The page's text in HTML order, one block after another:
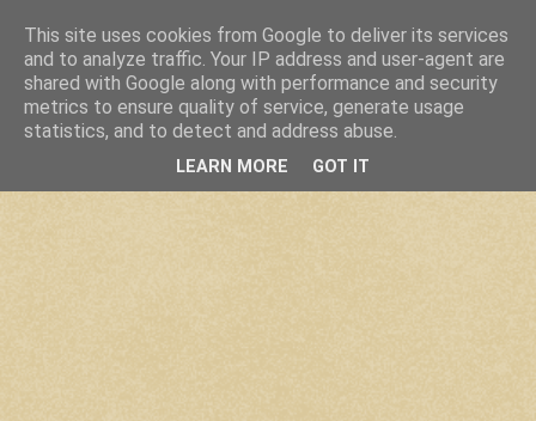
This site uses cookies from Google to deliver its services
and to analyze traffic. Your IP address and user-agent are
shared with Google along with performance and security
metrics to ensure quality of service, generate usage
statistics, and to detect and address abuse.
LEARN MORE GOT IT